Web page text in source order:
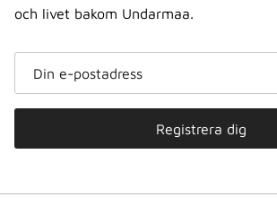
och livet bakom Undarmaa.
Registrera dig